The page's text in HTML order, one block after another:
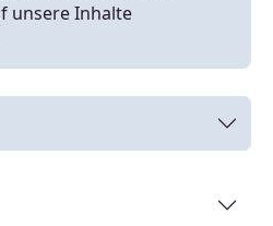
unsere Inhalte